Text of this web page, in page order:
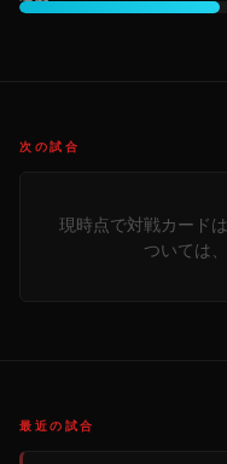
次の試合
現時点で対戦カード
ついては
最近の試合